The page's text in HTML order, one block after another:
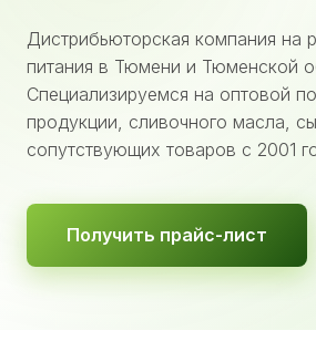
Дистрибьюторская компания на
питания в Тюмени и Тюменской
Специализируемся на оптовой
продукции, сливочного масла,
сопутствующих товаров с 2001
Получить прайс-лист